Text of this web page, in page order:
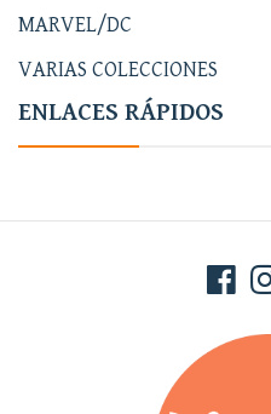
MARVEL/DC
VARIAS COLECCIONES
ENLACES RÁPIDOS